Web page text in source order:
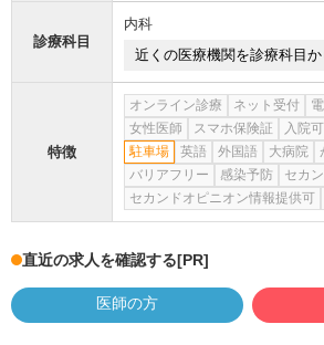
診療科目
内科
近くの医療機関を診療科目
特徴
オンライン診療 ネット受付
女性医師
スマホ保険証 入院可
駐車場
英語 外国語 大病院
バリアフリー
感染予防
セカ
セカンドオピニオン情報提供可
直近の求人を確認する[PR]
医師の方